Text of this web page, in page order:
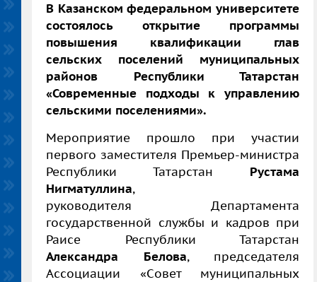
В Казанском федеральном университете
состоялось открытие программы
повышения квалификации глав
сельских поселений муниципальных
районов Республики Татарстан
«Современные подходы к управлению
сельскими поселениями».
Мероприятие прошло при участии
первого заместителя Премьер-министра
Республики Татарстан Рустама
Нигматуллина,
руководителя Департамента
государственной службы и кадров при
Раисе Республики Татарстан
Александра Белова, председателя
Ассоциации «Cовет муниципальных